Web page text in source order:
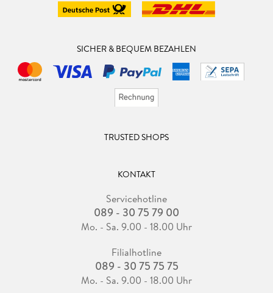
SICHER & BEQUEM BEZAHLEN
TRUSTED SHOPS
KONTAKT
Servicehotline
089 - 30 75 79 00
Mo. - Sa. 9.00 - 18.00 Uhr
Filialhotline
089 - 30 75 75 75
Mo. - Sa. 9.00 - 18.00 Uhr